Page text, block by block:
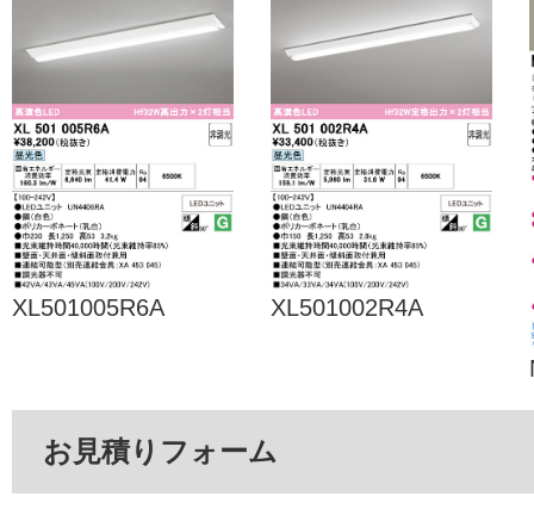
XL501005R6A XL501002R4A
お見積りフォーム